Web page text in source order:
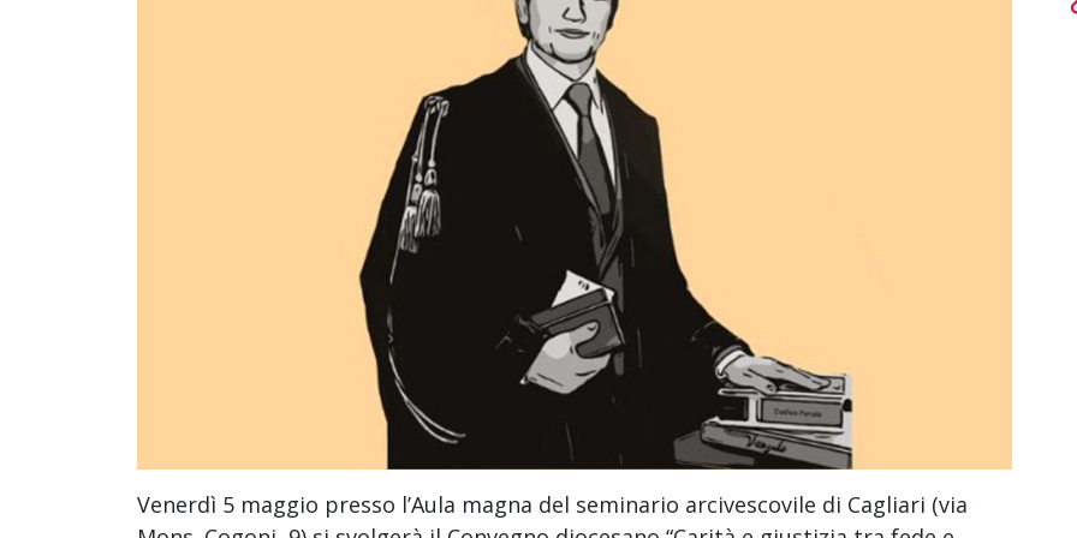
Venerdì 5 maggio presso l’Aula magna del seminario arcivescovile di Cagliari (via